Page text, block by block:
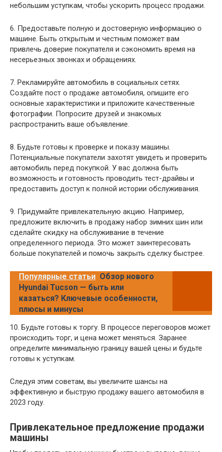
небольшим уступкам, чтобы ускорить процесс продажи.
6. Предоставьте полную и достоверную информацию о
машине. Быть открытым и честным поможет вам
привлечь доверие покупателя и сэкономить время на
несерьезных звонках и обращениях.
7. Рекламируйте автомобиль в социальных сетях.
Создайте пост о продаже автомобиля, опишите его
основные характеристики и приложите качественные
фотографии. Попросите друзей и знакомых
распространить ваше объявление.
8. Будьте готовы к проверке и показу машины.
Потенциальные покупатели захотят увидеть и проверить
автомобиль перед покупкой. У вас должна быть
возможность и готовность проводить тест-драйвы и
предоставить доступ к полной истории обслуживания.
9. Придумайте привлекательную акцию. Например,
предложите включить в продажу набор зимних шин или
сделайте скидку на обслуживание в течение
определенного периода. Это может заинтересовать
больше покупателей и помочь закрыть сделку быстрее.
Популярные статьи Обзор нового
Hyundai Tucson — быть или
казаться? Ключевые особенности,
плюсы и минусы
10. Будьте готовы к торгу. В процессе переговоров может
происходить торг, и цена может меняться. Заранее
определите минимальную границу вашей цены и будьте
готовы к уступкам.
Следуя этим советам, вы увеличите шансы на
эффективную и быструю продажу вашего автомобиля в
2023 году.
Привлекательное предложение продажи
машины